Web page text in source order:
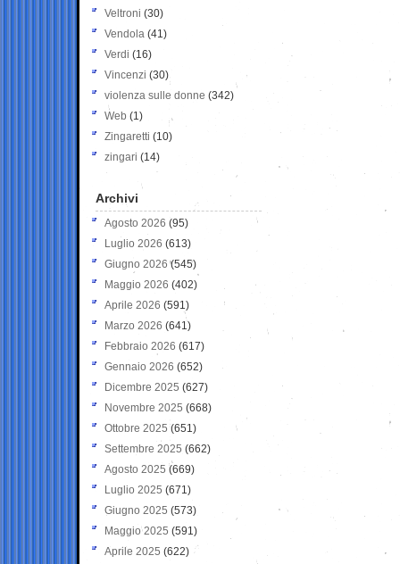
Veltroni (30)
Vendola (41)
Verdi (16)
Vincenzi (30)
violenza sulle donne (342)
Web (1)
Zingaretti (10)
zingari (14)
Archivi
Agosto 2026 (95)
Luglio 2026 (613)
Giugno 2026 (545)
Maggio 2026 (402)
Aprile 2026 (591)
Marzo 2026 (641)
Febbraio 2026 (617)
Gennaio 2026 (652)
Dicembre 2025 (627)
Novembre 2025 (668)
Ottobre 2025 (651)
Settembre 2025 (662)
Agosto 2025 (669)
Luglio 2025 (671)
Giugno 2025 (573)
Maggio 2025 (591)
Aprile 2025 (622)